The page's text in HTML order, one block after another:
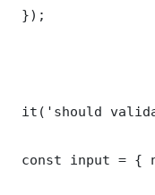
});
it('should
const input = {